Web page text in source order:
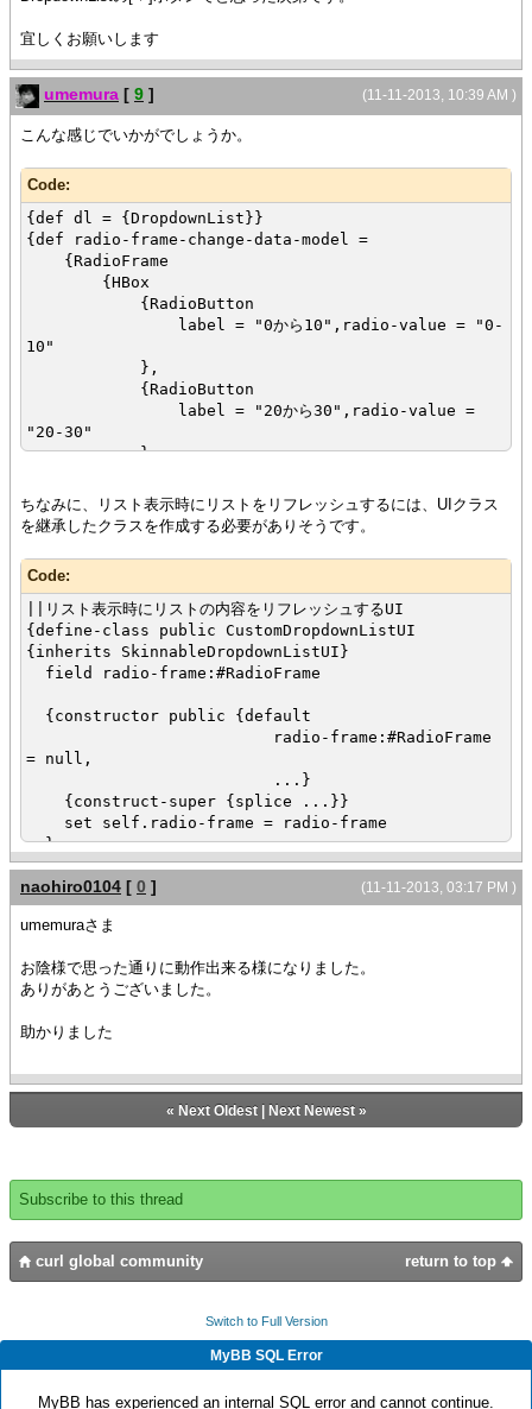
宜しくお願いします
(11-11-2013, 10:39 AM )
umemura [ 9 ]
こんな感じでいかがでしょうか。
Code:
{def dl = {DropdownList}}
{def radio-frame-change-data-model =
{RadioFrame
{HBox
{RadioButton
label = "0から10",radio-value = "0-
10"
},
{RadioButton
label = "20から30",radio-value =
"20-30"
}
,
||ラジオボタンの値変更時に、DropdownList.data-
modelを変更
{on ValueChanged at rf:RadioFrame do
||ラジオボタンの値が変更されたタイミングで、
||リストの内容を変更する
def dm = dl.data-model
{dm.clear}
case "0-10" do
{for i:int = 0 to 10 do
{dm.append i}
case "20-30" do
{for i:int = 20 to 30 do
{dm.append i}
}
}
}
}
{VBox radio-frame-change-data-model, dl }
||ラジオボタンの値を変更して
||※ set dl.value = ** ではイベントが発生しないこと
に注意
{radio-frame-change-data-model.set-value-with-
ちなみに、リスト表示時にリストをリフレッシュするには、UIクラス
を継承したクラスを作成する必要がありそうです。
Code:
||リスト表示時にリストの内容をリフレッシュするUI
{define-class public CustomDropdownListUI
{inherits SkinnableDropdownListUI}
field radio-frame:#RadioFrame
{constructor public {default
radio-frame:#RadioFrame
= null,
...}
{construct-super {splice ...}}
set self.radio-frame = radio-frame
}
||リストの表示時に、リストの内容を変更する
{method public {show-dropdown}:void
{self.change-lsit-by-radio-value}
{super.show-dropdown}
||リストの内容を変更する
{method {change-lsit-by-radio-value}:void
def dm = (self.control asa
{dm.clear}
{switch self.radio-frame.value
case "0-10" do
}
case "20-30" do
}
{def cdl = {DropdownList ui-object =
(11-11-2013, 03:17 PM )
naohiro0104 [ 0 ]
umemuraさま
お陰様で思った通りに動作出来る様になりました。
ありがあとうございました。
助かりました
« Next Oldest| Next Newest»
Subscribe to this thread
return to top
curl global community
Switch to Full Version
MyBB SQL Error
MyBB has experienced an internal SQL error and cannot continue.